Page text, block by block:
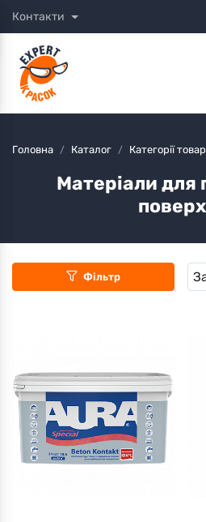
Контакти
Головна Каталог Категорії
Матеріали для
Фільтр